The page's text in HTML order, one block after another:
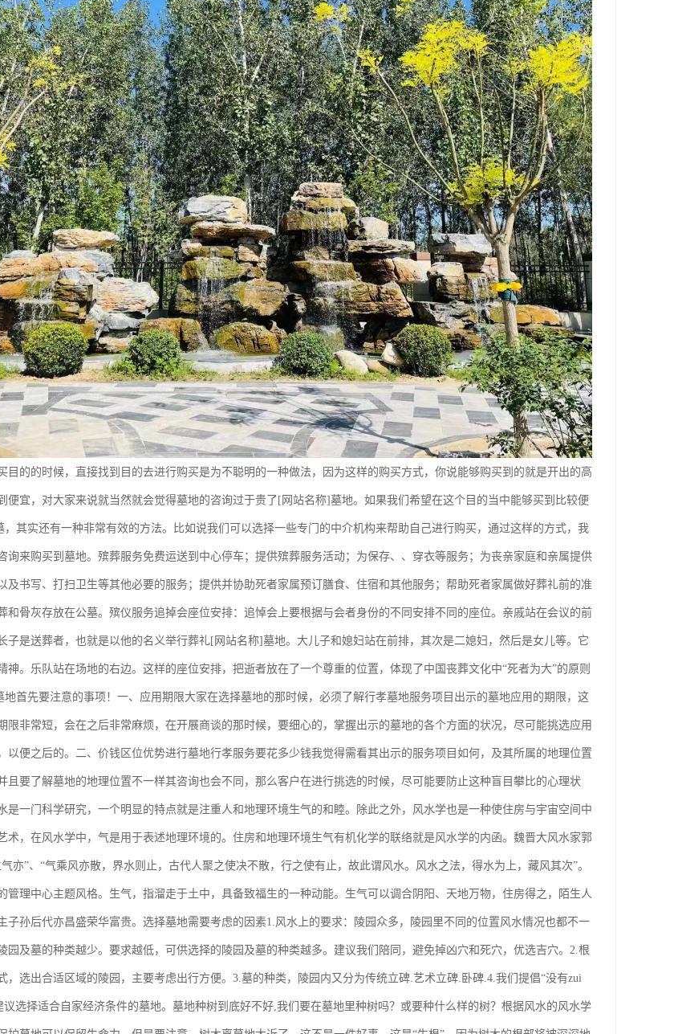
目的的时候，直接找到目的去进行购买是为不聪明的一种做法，因为这样的购买方式，你说能够购买到的就是开出的高
便宜，对大家来说就当然就会觉得墓地的咨询过于贵了[网站名称]墓地。如果我们希望在这个目的当中能够买到比较便
其实还有一种非常有效的方法。比如说我们可以选择一些专门的中介机构来帮助自己进行购买，通过这样的方式，我
询来购买到墓地。殡葬服务免费运送到中心停车；提供殡葬服务活动；为保存、、穿衣等服务；为丧亲家庭和亲属提供
及书写、打扫卫生等其他必要的服务；提供并协助死者家属预订膳食、住宿和其他服务；帮助死者家属做好葬礼前的准
和骨灰存放在公墓。殡仪服务追掉会座位安排：追悼会上要根据与会者身份的不同安排不同的座位。亲戚站在会议的前
子是送葬者，也就是以他的名义举行葬礼[网站名称]墓地。大儿子和媳妇站在前排，其次是二媳妇，然后是女儿等。它
神。乐队站在场地的右边。这样的座位安排，把逝者放在了一个尊重的位置，体现了中国丧葬文化中“死者为大”的原则
首先要注意的事项！一、应用期限大家在选择墓地的那时候，必须了解行孝墓地服务项目出示的墓地应用的期限，这
限非常短，会在之后非常麻烦，在开展商谈的那时候，要细心的，掌握出示的墓地的各个方面的状况，尽可能挑选应用
以便之后的。二、价钱区位优势进行墓地行孝服务要花多少钱我觉得需看其出示的服务项目如何，及其所属的地理位置
且要了解墓地的地理位置不一样其咨询也会不同，那么客户在进行挑选的时候，尽可能要防止这种盲目攀比的心理状
是一门科学研究，一个明显的特点就是注重人和地理环境生气的和睦。除此之外，风水学也是一种使住房与宇宙空间中
术，在风水学中，气是用于表述地理环境的。住房和地理环境生气有机化学的联络就是风水学的内函。魏晋大风水家郭
亦”、“气乘风亦散，界水则止，古代人聚之使决不散，行之使有止，故此谓风水。风水之法，得水为上，藏风其次”。
管理中心主题风格。生气，指溜走于土中，具备致福生的一种动能。生气可以调合阴阳、天地万物，住房得之，陌生人
子孙后代亦昌盛荣华富贵。选择墓地需要考虑的因素1.风水上的要求：陵园众多，陵园里不同的位置风水情况也都不一
园及墓的种类越少。要求越低，可供选择的陵园及墓的种类越多。建议我们陪同，避免掉凶穴和死穴，优选吉穴。2.根
，选出合适区域的陵园，主要考虑出行方便。3.墓的种类，陵园内又分为传统立碑.艺术立碑.卧碑.4.我们提倡“没有zui
议选择适合自家经济条件的墓地。墓地种树到底好不好,我们要在墓地里种树吗？或要种什么样的树？根据风水的风水学